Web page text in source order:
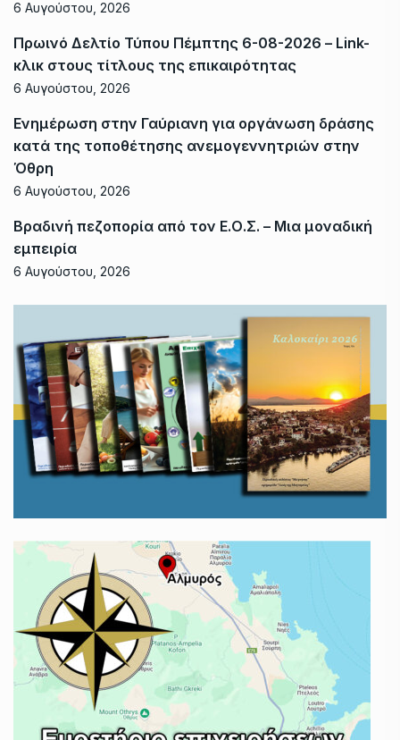
6 Αυγούστου, 2026
Πρωινό Δελτίο Τύπου Πέμπτης 6-08-2026 – Link-
κλικ στους τίτλους της επικαιρότητας
6 Αυγούστου, 2026
Ενημέρωση στην Γαύριανη για οργάνωση δράσης
κατά της τοποθέτησης ανεμογεννητριών στην
Όθρη
6 Αυγούστου, 2026
Βραδινή πεζοπορία από τον Ε.Ο.Σ. – Μια μοναδική
εμπειρία
6 Αυγούστου, 2026